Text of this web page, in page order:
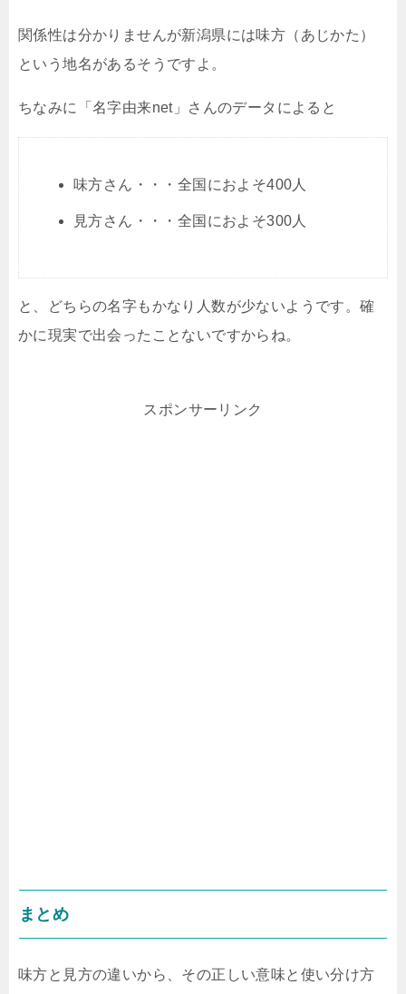
関係性は分かりませんが新潟県には味方（あじかた）
という地名があるそうですよ。
ちなみに「名字由来net」さんのデータによると
味方さん・・・全国におよそ400人
見方さん・・・全国におよそ300人
と、どちらの名字もかなり人数が少ないようです。確
かに現実で出会ったことないですからね。
スポンサーリンク
まとめ
味方と見方の違いから、その正しい意味と使い分け方